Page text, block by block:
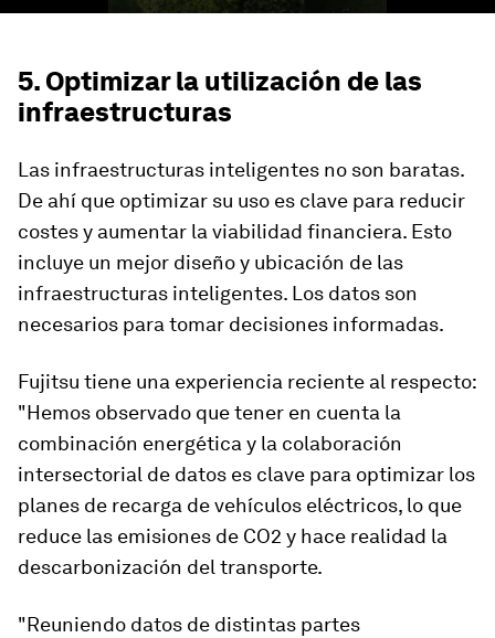
5. Optimizar la utilización de las
infraestructuras
Las infraestructuras inteligentes no son baratas.
De ahí que optimizar su uso es clave para reducir
costes y aumentar la viabilidad financiera. Esto
incluye un mejor diseño y ubicación de las
infraestructuras inteligentes. Los datos son
necesarios para tomar decisiones informadas.
Fujitsu tiene una experiencia reciente al respecto:
"Hemos observado que tener en cuenta la
combinación energética y la colaboración
intersectorial de datos es clave para optimizar los
planes de recarga de vehículos eléctricos, lo que
reduce las emisiones de CO2 y hace realidad la
descarbonización del transporte.
"Reuniendo datos de distintas partes